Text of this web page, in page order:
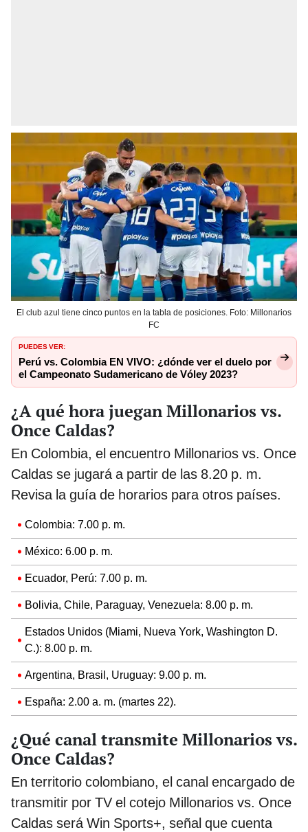
El club azul tiene cinco puntos en la tabla de posiciones. Foto: Millonarios
FC
PUEDES VER:
Perú vs. Colombia EN VIVO: ¿dónde ver el duelo por
el Campeonato Sudamericano de Vóley 2023?
¿A qué hora juegan Millonarios vs.
Once Caldas?
En Colombia, el encuentro Millonarios vs. Once
Caldas se jugará a partir de las 8.20 p. m.
Revisa la guía de horarios para otros países.
Colombia: 7.00 p. m.
México: 6.00 p. m.
Ecuador, Perú: 7.00 p. m.
Bolivia, Chile, Paraguay, Venezuela: 8.00 p. m.
Estados Unidos (Miami, Nueva York, Washington D.
C.): 8.00 p. m.
Argentina, Brasil, Uruguay: 9.00 p. m.
España: 2.00 a. m. (martes 22).
¿Qué canal transmite Millonarios vs.
Once Caldas?
En territorio colombiano, el canal encargado de
transmitir por TV el cotejo Millonarios vs. Once
Caldas será Win Sports+, señal que cuenta